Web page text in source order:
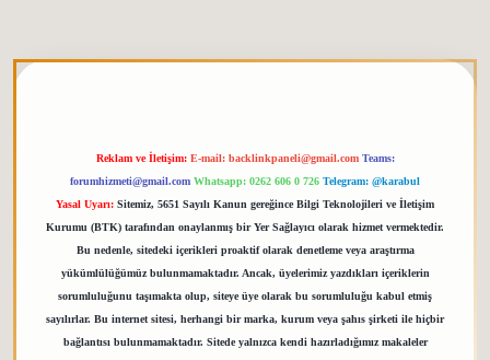
Reklam ve İletişim: E-mail: backlinkpaneli@gmail.com Teams:
forumhizmeti@gmail.com Whatsapp: 0262 606 0 726 Telegram: @karabul
Yasal Uyarı: Sitemiz, 5651 Sayılı Kanun gereğince Bilgi Teknolojileri ve İletişim
Kurumu (BTK) tarafından onaylanmış bir Yer Sağlayıcı olarak hizmet vermektedir.
Bu nedenle, sitedeki içerikleri proaktif olarak denetleme veya araştırma
yükümlülüğümüz bulunmamaktadır. Ancak, üyelerimiz yazdıkları içeriklerin
sorumluluğunu taşımakta olup, siteye üye olarak bu sorumluluğu kabul etmiş
sayılırlar. Bu internet sitesi, herhangi bir marka, kurum veya şahıs şirketi ile hiçbir
bağlantısı bulunmamaktadır. Sitede yalnızca kendi hazırladığımız makaleler